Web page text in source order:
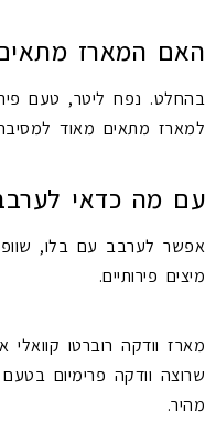
האם המארז
בהחלט. נפח ליטר, טעם
למארז מתאים מאוד
עם מה כדאי
אפשר לערבב עם בלו,
מיצים פירותיים.
מארז וודקה רוברטו
שרוצה וודקה פרימיום
מהיר.